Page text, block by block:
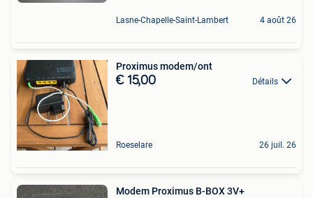
Lasne-Chapelle-Saint-Lambert 4 août 26
Proximus modem/ont
€ 15,00 Détails
Roeselare 26 juil. 26
Modem Proximus B-BOX 3V+